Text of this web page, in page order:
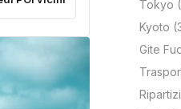
Tokyo
Kyoto
Gite